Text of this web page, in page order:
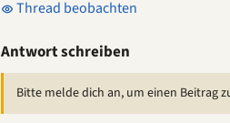
Thread beobachten
Antwort schreiben
Bitte melde dich an, um einen Beitrag